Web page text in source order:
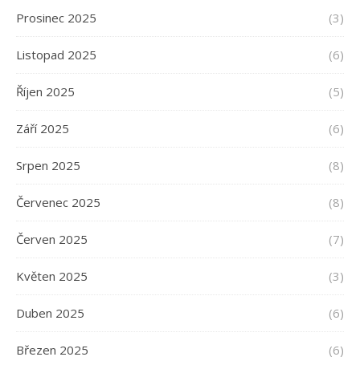
Prosinec 2025 (3)
Listopad 2025 (6)
Říjen 2025 (5)
Září 2025 (6)
Srpen 2025 (8)
Červenec 2025 (8)
Červen 2025 (7)
Květen 2025 (3)
Duben 2025 (6)
Březen 2025 (6)